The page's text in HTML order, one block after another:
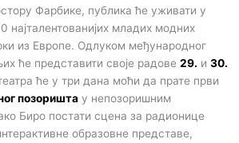
Фарбике, публика ће уживати у
младих модних
из Европе. Одлуком међународног
ће представити своје радове 29. и 30.
ће у три дана моћи да прате први
позоришта у непозоришним
Биро постати сцена за радионице
образовне представе,